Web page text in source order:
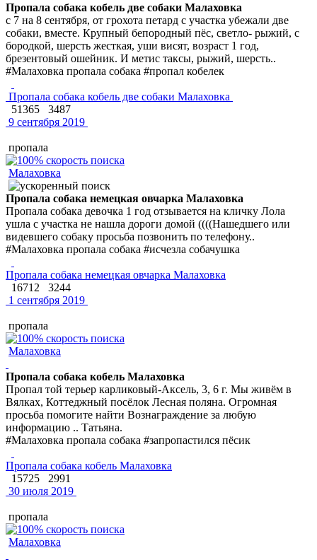
Пропала собака кобель две собаки Малаховка
с 7 на 8 сентября, от грохота петард с участка убежали две
собаки, вместе. Крупный бепородный пёс, светло- рыжий, с
бородкой, шерсть жесткая, уши висят, возраст 1 год,
брезентовый ошейник. И метис таксы, рыжий, шерсть..
#Малаховка пропала собака #пропал кобелек
Пропала собака кобель две собаки Малаховка
51365
3487
9 сентября 2019
пропала
Малаховка
Пропала собака немецкая овчарка Малаховка
Пропала собака девочка 1 год отзывается на кличку Лола
ушла с участка не нашла дороги домой ((((Нашедшего или
видевшего собаку просьба позвонить по телефону..
#Малаховка пропала собака #исчезла собачушка
Пропала собака немецкая овчарка Малаховка
16712
3244
1 сентября 2019
пропала
Малаховка
Пропала собака кобель Малаховка
Пропал той терьер карликовый-Аксель, 3, 6 г. Мы живём в
Вялках, Коттеджный посёлок Лесная поляна. Огромная
просьба помогите найти Вознаграждение за любую
информацию .. Татьяна.
#Малаховка пропала собака #запропастился пёсик
Пропала собака кобель Малаховка
15725
2991
30 июля 2019
пропала
Малаховка